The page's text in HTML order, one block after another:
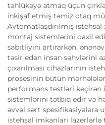
təhlükəyə atmaq üçün
inkişaf etmiş təmiz otaq
Avtomatlaşdırılmış
montaj sistemlərini daxil
sabitliyini artırarkən,
təsir edən insan səhvlərini
çıxarılması cihazlarının
prosesinin bütün
performans testləri keçirən
sistemlərini tətbiq edir və
əvvəl sərt spesifikasiyalara
istehsal imkanları lazerlərlə